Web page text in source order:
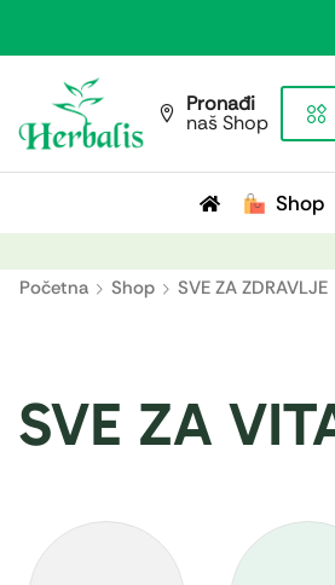
Pronađi
naš Shop
Shop
Početna Shop SVE ZA ZDRAVLJE
SVE ZA